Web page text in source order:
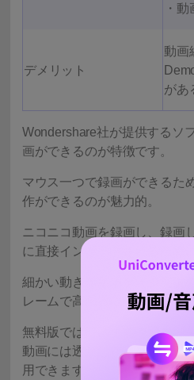
・
デメリット
動画
があ
Wondershare社が提供するソ
画ができるのが特徴です。
マウス一つで録画ができるた
作ができるのが魅力的。
ニコニコ動画を録画し、録画
に直接インポートされるため
細かい動きがあるゲーム実況
レームで高画質に録画ができ
無料版では録画可能時間の制
動画には透かしが入りますが
用できます。